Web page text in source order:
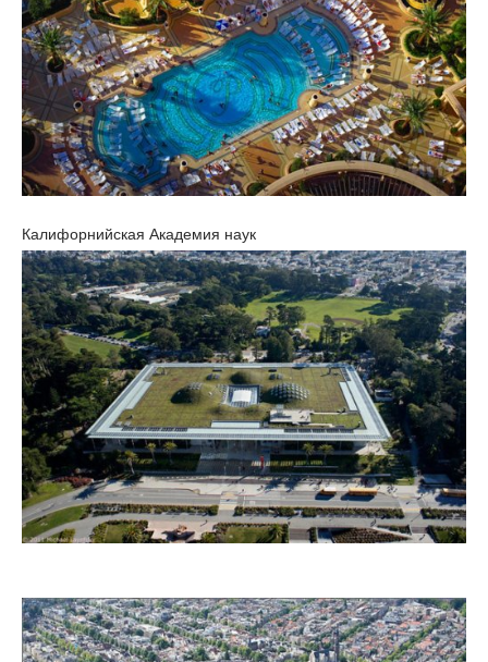
Калифорнийская Академия наук